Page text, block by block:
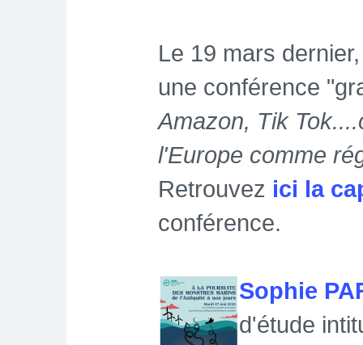
Le 19 mars
une conférence
Amazon, Tik
l'Europe comme
Retrouvez ici la
conférence.
Sophie
d'étude